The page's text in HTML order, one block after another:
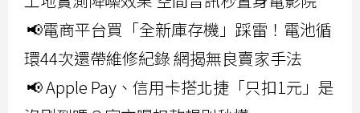
📢電商平台買「全新庫存機」踩雷！電池循
環44次還帶維修紀錄 網揭無良賣家手法
📢 Apple Pay、信用卡搭北捷「只扣1元」是